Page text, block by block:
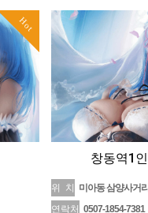
Hot
창동역1
위 치
미아동 삼양사거
연락처 0507-1854-7381